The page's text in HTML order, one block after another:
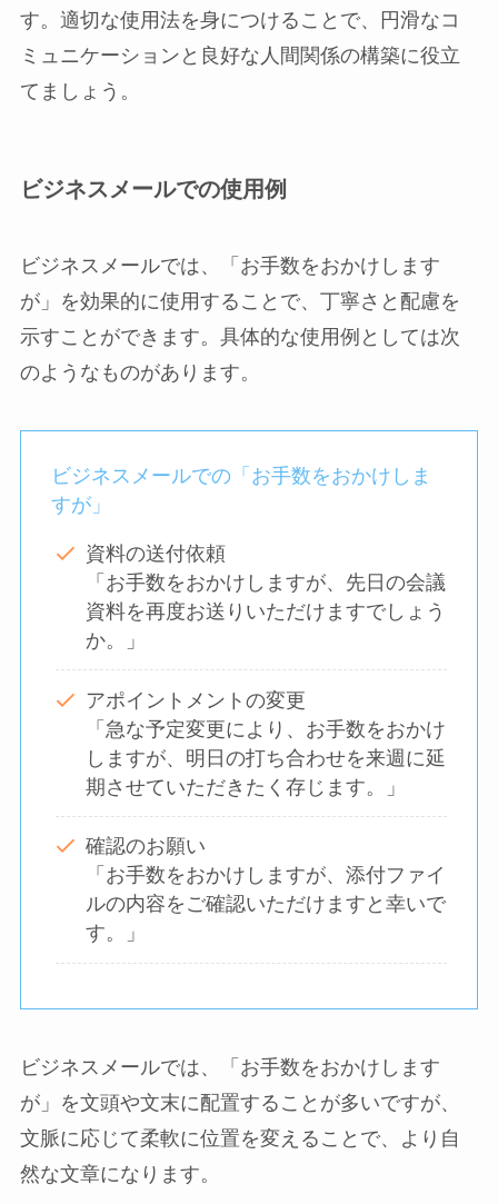
す。適切な使用法を身につけることで、円滑なコ
ミュニケーションと良好な人間関係の構築に役立
てましょう。
ビジネスメールでの使用例
ビジネスメールでは、「お手数をおかけします
が」を効果的に使用することで、丁寧さと配慮を
示すことができます。具体的な使用例としては次
のようなものがあります。
ビジネスメールでの「お手数をおかけしま
すが」
資料の送付依頼
「お手数をおかけしますが、先日の会議
資料を再度お送りいただけますでしょう
か。」
アポイントメントの変更
「急な予定変更により、お手数をおかけ
しますが、明日の打ち合わせを来週に延
期させていただきたく存じます。」
確認のお願い
「お手数をおかけしますが、添付ファイ
ルの内容をご確認いただけますと幸いで
す。」
ビジネスメールでは、「お手数をおかけします
が」を文頭や文末に配置することが多いですが、
文脈に応じて柔軟に位置を変えることで、より自
然な文章になります。